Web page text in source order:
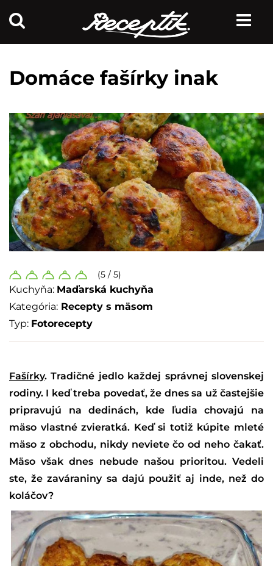
Domáce fašírky inak
(5 / 5)
Kuchyňa: Maďarská kuchyňa
Kategória: Recepty s mäsom
Typ: Fotorecepty
Fašírky. Tradičné jedlo každej správnej slovenskej
rodiny. I keď treba povedať, že dnes sa už častejšie
pripravujú na dedinách, kde ľudia chovajú na
mäso vlastné zvieratká. Keď si totiž kúpite mleté
mäso z obchodu, nikdy neviete čo od neho čakať.
Mäso však dnes nebude našou prioritou. Vedeli
ste, že zaváraniny sa dajú použiť aj inde, než do
koláčov?